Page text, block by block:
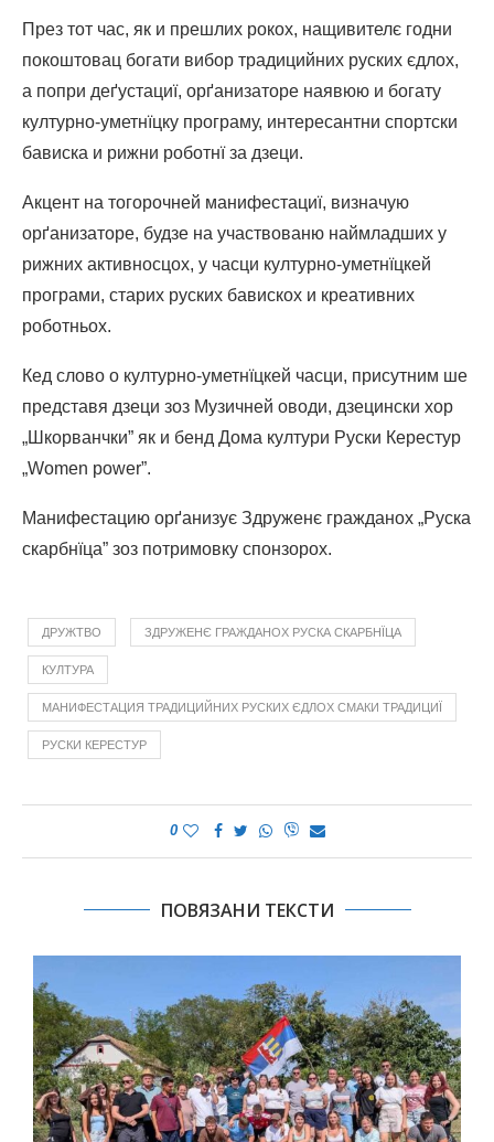
През тот час, як и прешлих рокох, нащивителє годни
покоштовац богати вибор традицийних руских єдлох,
а попри деґустациї, орґанизаторе наявюю и богату
културно-уметнїцку програму, интересантни спортски
бависка и рижни роботнї за дзеци.
Акцент на тогорочней манифестациї, визначую
орґанизаторе, будзе на участвованю наймладших у
рижних активносцох, у часци културно-уметнїцкей
програми, старих руских бавискох и креативних
роботньох.
Кед слово о културно-уметнїцкей часци, присутним ше
представя дзеци зоз Музичней оводи, дзецински хор
„Шкорванчки” як и бенд Дома култури Руски Керестур
„Women power”.
Манифестацию орґанизує Здруженє гражданох „Руска
скарбнїца” зоз потримовку спонзорох.
ДРУЖТВО ЗДРУЖЕНЄ ГРАЖДАНОХ РУСКА СКАРБНЇЦА
КУЛТУРА
МАНИФЕСТАЦИЯ ТРАДИЦИЙНИХ РУСКИХ ЄДЛОХ СМАКИ ТРАДИЦИЇ
РУСКИ КЕРЕСТУР
0
ПОВЯЗАНИ ТЕКСТИ